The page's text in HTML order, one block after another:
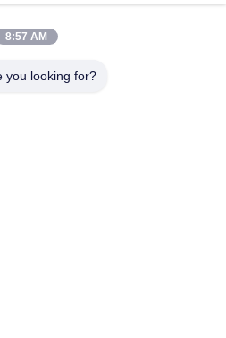
Réparation de module
8:57 AM
you looking for?